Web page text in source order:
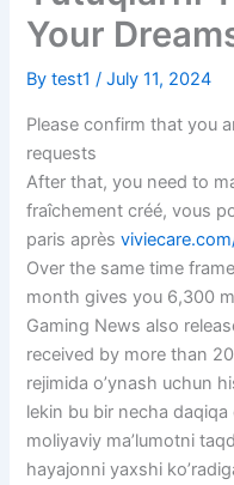
Your
Bytest1/July 11, 2024
Please confirm that you
requests
After that, you need to
fraîchement créé, vous
paris après
Over the same time
month gives you 6,300
Gaming News also
received by more than
rejimida o’ynash uchun
lekin bu bir necha
moliyaviy ma’lumotni
hayajonni yaxshi